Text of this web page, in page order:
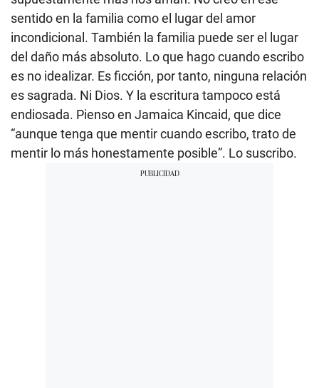
sentido en la familia como el lugar del amor
incondicional. También la familia puede ser el lugar
del daño más absoluto. Lo que hago cuando escribo
es no idealizar. Es ficción, por tanto, ninguna relación
es sagrada. Ni Dios. Y la escritura tampoco está
endiosada. Pienso en Jamaica Kincaid, que dice
“aunque tenga que mentir cuando escribo, trato de
mentir lo más honestamente posible”. Lo suscribo.